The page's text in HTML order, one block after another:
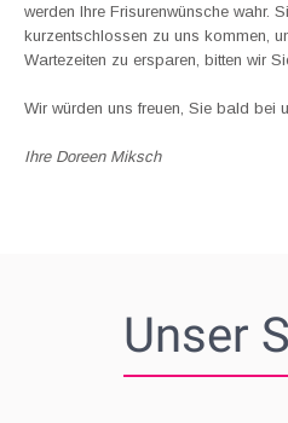
werden Ihre Frisurenwünsche wahr.
kurzentschlossen zu uns kommen,
Wartezeiten zu ersparen, bitten wir
Wir würden uns freuen, Sie bald bei
Ihre Doreen Miksch
Unser